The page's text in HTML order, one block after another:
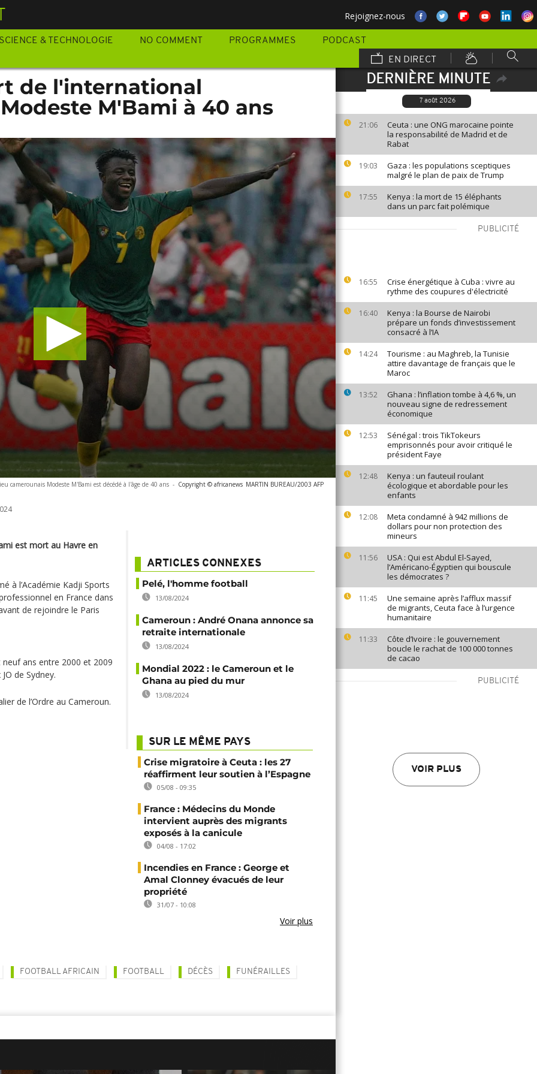
Rejoignez-nous
SCIENCE & TECHNOLOGIE NO COMMENT PROGRAMMES
PODCAST
EN DIRECT
DERNIÈRE MINUTE
7 août 2026
21:06
Ceuta : une ONG marocaine pointe
la responsabilité de Madrid et de
Rabat
19:03
Gaza : les populations sceptiques
malgré le plan de paix de Trump
17:55
Kenya : la mort de 15 éléphants
dans un parc fait polémique
PUBLICITÉ
16:55
Crise énergétique à Cuba : vivre au
rythme des coupures d'électricité
16:40
Kenya : la Bourse de Nairobi
prépare un fonds d’investissement
consacré à l’IA
14:24
Tourisme : au Maghreb, la Tunisie
attire davantage de français que le
Maroc
13:52
Ghana : l’inflation tombe à 4,6 %, un
nouveau signe de redressement
économique
12:53
Sénégal : trois TikTokeurs
emprisonnés pour avoir critiqué le
président Faye
12:48
Kenya : un fauteuil roulant
écologique et abordable pour les
enfants
12:08
Meta condamné à 942 millions de
dollars pour non protection des
mineurs
11:56
USA : Qui est Abdul El-Sayed,
l’Américano-Égyptien qui bouscule
les démocrates ?
11:45
Une semaine après l’afflux massif
de migrants, Ceuta face à l’urgence
humanitaire
11:33
Côte d’Ivoire : le gouvernement
boucle le rachat de 100 000 tonnes
de cacao
PUBLICITÉ
VOIR PLUS
de l'international
M'Bami à 40 ans
camerounais Modeste M'Bami est décédé à l'âge de 40 ans - Copyright © africanews MARTIN BUREAU/2003 AFP
est mort au Havre en
à l’Académie Kadji Sports
en France dans
de rejoindre le Paris
ans entre 2000 et 2009
de Sydney.
de l’Ordre au Cameroun.
ARTICLES CONNEXES
Pelé, l'homme football
13/08/2024
Cameroun : André Onana annonce sa
retraite internationale
13/08/2024
Mondial 2022 : le Cameroun et le
Ghana au pied du mur
13/08/2024
SUR LE MÊME PAYS
Crise migratoire à Ceuta : les 27
réaffirment leur soutien à l’Espagne
05/08 - 09:35
France : Médecins du Monde
intervient auprès des migrants
exposés à la canicule
04/08 - 17:02
Incendies en France : George et
Amal Clonney évacués de leur
propriété
31/07 - 10:08
Voir plus
FOOTBALL AFRICAIN FOOTBALL DÉCÈS FUNÉRAILLES